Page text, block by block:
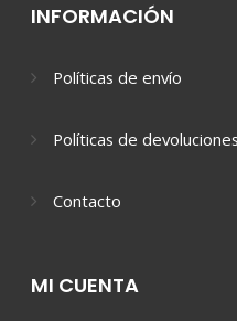
INFORMACIÓN
Políticas de envío
Políticas de devoluciones
Contacto
MI CUENTA